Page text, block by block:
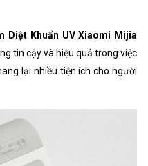
Diệt Khuẩn UV Xiaomi Mijia
tin cậy và hiệu quả trong việc
lại nhiều tiện ích cho người